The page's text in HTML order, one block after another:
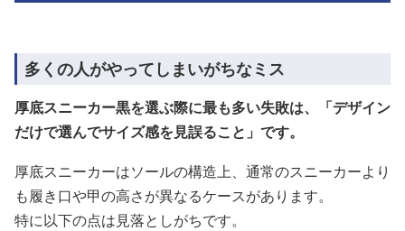
多くの人がやってしまいがちなミス
厚底スニーカー黒を選ぶ際に最も多い失敗は、「デザイン
だけで選んでサイズ感を見誤ること」です。
厚底スニーカーはソールの構造上、通常のスニーカーより
も履き口や甲の高さが異なるケースがあります。
特に以下の点は見落としがちです。